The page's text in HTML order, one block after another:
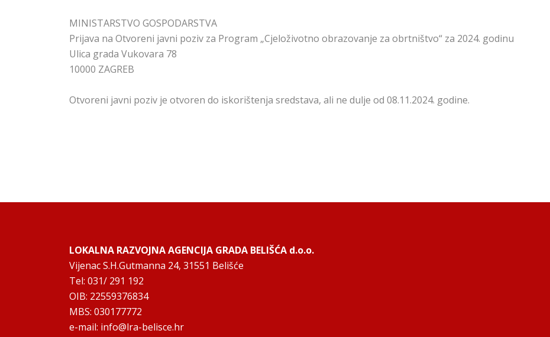
MINISTARSTVO GOSPODARSTVA
Prijava na Otvoreni javni poziv za Program „Cjeloživotno obrazovanje za obrtništvo“ za 2024. godinu
Ulica grada Vukovara 78
10000 ZAGREB
Otvoreni javni poziv je otvoren do iskorištenja sredstava, ali ne dulje od 08.11.2024. godine.
LOKALNA RAZVOJNA AGENCIJA GRADA BELIŠĆA d.o.o.
Vijenac S.H.Gutmanna 24, 31551 Belišće
Tel: 031/ 291 192
OIB: 22559376834
MBS: 030177772
e-mail: info@lra-belisce.hr